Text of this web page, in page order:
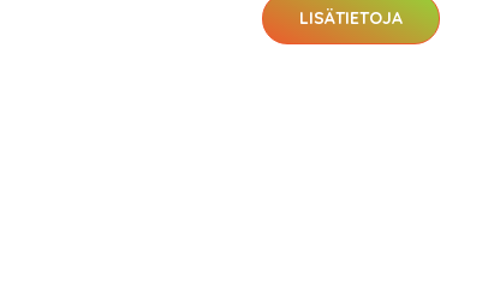
LISÄTIETOJA